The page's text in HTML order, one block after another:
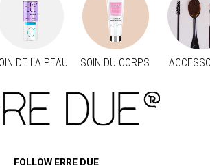
DE LA PEAU SOIN DU CORPS
FOLLOW ERRE DUE